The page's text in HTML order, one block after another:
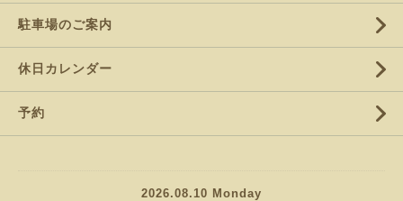
駐車場のご案内
休日カレンダー
予約
2026.08.10 Monday